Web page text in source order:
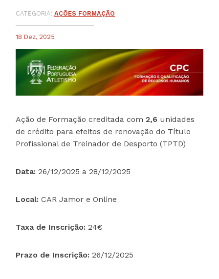
CATEGORIA: AÇÕES FORMAÇÃO
18 Dez, 2025
Ação de Formação creditada com 2,6 unidades
de crédito para efeitos de renovação do Título
Profissional de Treinador de Desporto (TPTD)
Data: 26/12/2025 a 28/12/2025
Local: CAR Jamor e Online
Taxa de Inscrição: 24€
Prazo de Inscrição: 26/12/2025